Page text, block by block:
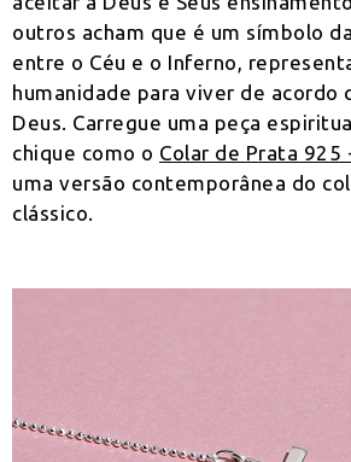
outros acham que é um símbolo
entre o Céu e o Inferno,
humanidade para viver de acordo
Deus. Carregue uma peça
chique como o Colar de Prata 925
uma versão contemporânea do
clássico.